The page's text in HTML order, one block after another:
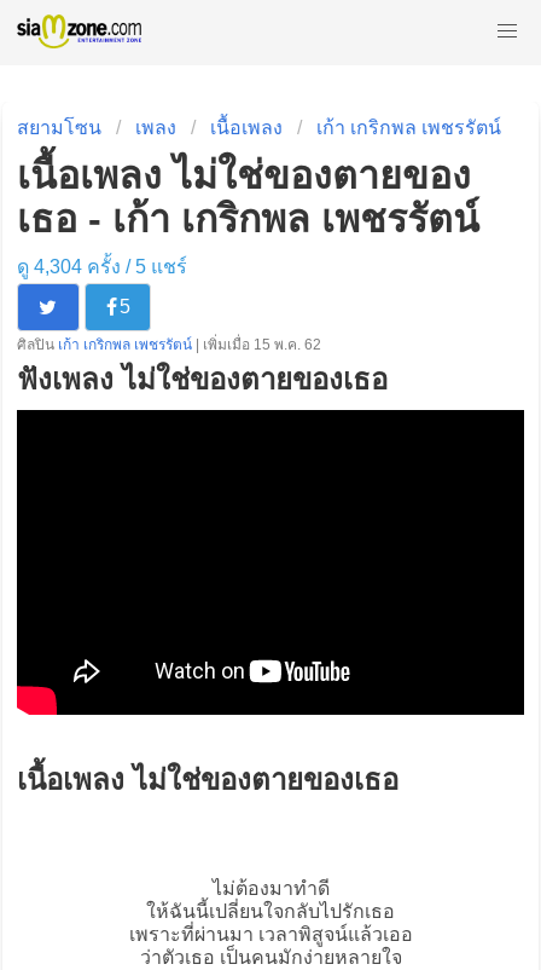
สยามโซน เพลง เนื้อเพลง เก้า เกริกพล เพชรรัตน์
เนื้อเพลง ไม่ใช่ของตายของ
เธอ - เก้า เกริกพล เพชรรัตน์
ดู 4,304 ครั้ง /5แชร์
5
ศิลปิน เก้า เกริกพล เพชรรัตน์ | เพิ่มเมื่อ 15 พ.ค. 62
ฟังเพลง ไม่ใช่ของตายของเธอ
เนื้อเพลง ไม่ใช่ของตายของเธอ
ไม่ต้องมาทำดี
ให้ฉันนี้เปลี่ยนใจกลับไปรักเธอ
เพราะที่ผ่านมา เวลาพิสูจน์แล้วเออ
ว่าตัวเธอ เป็นคนมักง่ายหลายใจ